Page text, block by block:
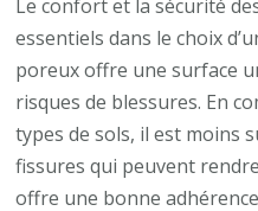
Le confort et la sécurité
essentiels dans le choix
poreux offre une surface
risques de blessures. En
types de sols, il est moins
fissures qui peuvent
offre une bonne